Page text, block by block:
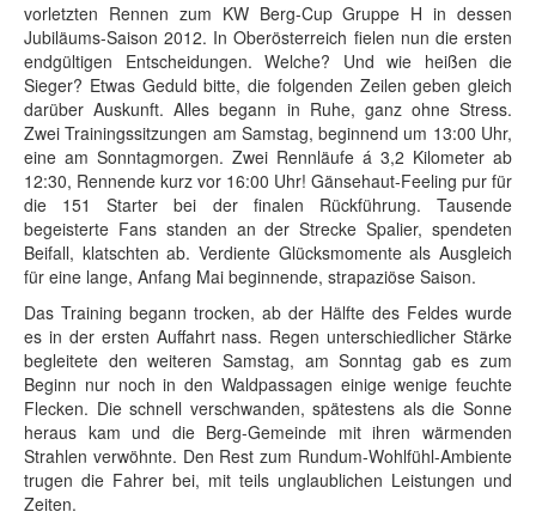
vorletzten Rennen zum KW Berg-Cup Gruppe H in dessen
Jubiläums-Saison 2012. In Oberösterreich fielen nun die ersten
endgültigen Entscheidungen. Welche? Und wie heißen die
Sieger? Etwas Geduld bitte, die folgenden Zeilen geben gleich
darüber Auskunft. Alles begann in Ruhe, ganz ohne Stress.
Zwei Trainingssitzungen am Samstag, beginnend um 13:00 Uhr,
eine am Sonntagmorgen. Zwei Rennläufe á 3,2 Kilometer ab
12:30, Rennende kurz vor 16:00 Uhr! Gänsehaut-Feeling pur für
die 151 Starter bei der finalen Rückführung. Tausende
begeisterte Fans standen an der Strecke Spalier, spendeten
Beifall, klatschten ab. Verdiente Glücksmomente als Ausgleich
für eine lange, Anfang Mai beginnende, strapaziöse Saison.
Das Training begann trocken, ab der Hälfte des Feldes wurde
es in der ersten Auffahrt nass. Regen unterschiedlicher Stärke
begleitete den weiteren Samstag, am Sonntag gab es zum
Beginn nur noch in den Waldpassagen einige wenige feuchte
Flecken. Die schnell verschwanden, spätestens als die Sonne
heraus kam und die Berg-Gemeinde mit ihren wärmenden
Strahlen verwöhnte. Den Rest zum Rundum-Wohlfühl-Ambiente
trugen die Fahrer bei, mit teils unglaublichen Leistungen und
Zeiten.